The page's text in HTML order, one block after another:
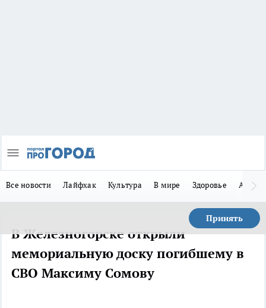
Все новости Лайфхак Культура В мире Здоровье Авто
Принять
В Железногорске открыли
мемориальную доску погибшему в
СВО Максиму Сомову